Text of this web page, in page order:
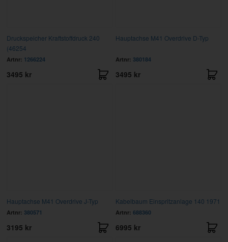
Druckspeicher Kraftstoffdruck 240
(46254
Artnr: 1266224
3495 kr
Hauptachse M41 Overdrive D-Typ
Artnr: 380184
3495 kr
Hauptachse M41 Overdrive J-Typ
Artnr: 380571
3195 kr
Kabelbaum Einspritzanlage 140 1971
Artnr: 688360
6995 kr